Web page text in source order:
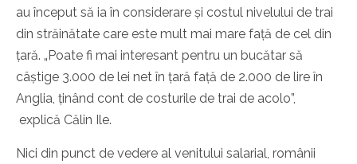
au început să ia în considerare și costul nivelului de trai
din străinătate care este mult mai mare față de cel din
țară. „Poate fi mai interesant pentru un bucătar să
câștige 3.000 de lei net în țară față de 2.000 de lire în
Anglia, ținând cont de costurile de trai de acolo”,
explică Călin Ile.
Nici din punct de vedere al venitului salarial, românii